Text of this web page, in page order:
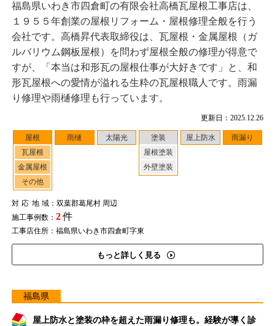
更新日：2025.12.26
屋根
瓦屋根
金属屋根
その他
雨樋 太陽光
塗装
屋根塗装
外壁塗装
屋上防水 雨漏り
対応地域：双葉郡葛尾村 周辺
施工事例数： 2件
工事店住所：福島県いわき市四倉町字東
もっと詳しく見る
福島県いわき市四倉町の有限会社高橋瓦屋根工事店は、
１９５５年創業の屋根リフォーム・屋根修理全般を行う
会社です。高橋昇代表取締役は、瓦屋根・金属屋根（ガ
ルバリウム鋼板屋根）を問わず屋根全般の修理が得意で
すが、「本当は和形瓦の屋根仕事が大好きです」と、和
形瓦屋根への愛情が溢れる生粋の瓦屋根職人です。雨漏
り修理や雨樋修理も行っています。
福島県
屋上防水と塗装の枠を超えた雨漏り修理も。経験が導く診